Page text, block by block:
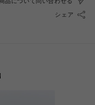
シェア